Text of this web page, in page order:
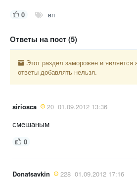
0 вп
Ответы на пост (5)
Этот раздел заморожен и
ответы добавлять нельзя.
siriosca 20 01.09.2012 13:36
смешаным
0
Donatsavkin 228 01.09.2012 17:16